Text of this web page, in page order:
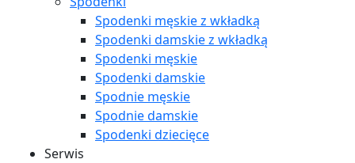
Spodenki męskie z wkładką
Spodenki damskie z wkładką
Spodenki męskie
Spodenki damskie
Spodnie męskie
Spodnie damskie
Spodenki dziecięce
Serwis